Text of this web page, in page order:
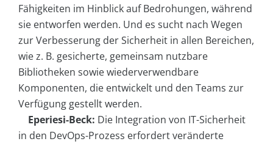
Fähigkeiten im Hinblick auf Bedrohungen, während
sie entworfen werden. Und es sucht nach Wegen
zur Verbesserung der Sicherheit in allen Bereichen,
wie z. B. gesicherte, gemeinsam nutzbare
Bibliotheken sowie wiederverwendbare
Komponenten, die entwickelt und den Teams zur
Verfügung gestellt werden.
Eperiesi-Beck: Die Integration von IT-Sicherheit
in den DevOps-Prozess erfordert veränderte